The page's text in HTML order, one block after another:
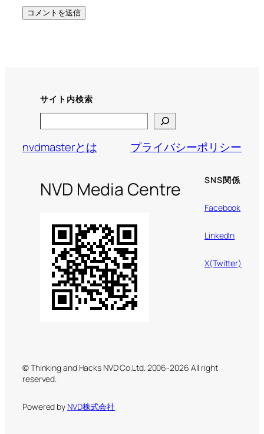
サイト内検索
nvdmasterとは
プライバシーポリシー
NVD Media Centre SNS関係
Facebook
LinkedIn
X(Twitter)
© Thinking and Hacks NVD Co.Ltd. 2006-2026 All right
reserved.
Powered by NVD株式会社